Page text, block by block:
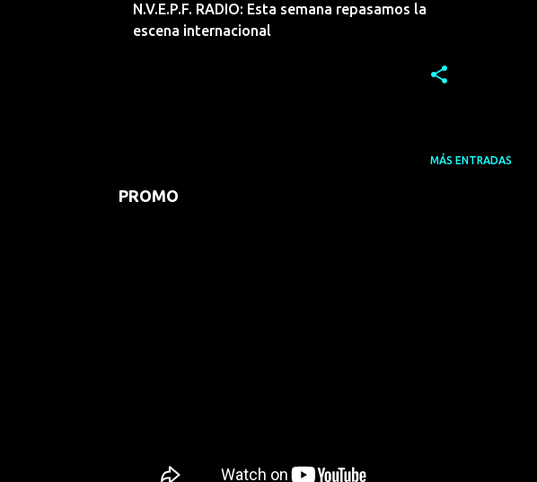
N.V.E.P.F. RADIO: Esta semana repasamos la
escena internacional
MÁS ENTRADAS
PROMO